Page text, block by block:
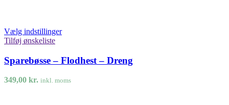
Vælg indstillinger
Tilføj ønskeliste
Sparebøsse – Flodhest – Dreng
349,00 kr. inkl. moms